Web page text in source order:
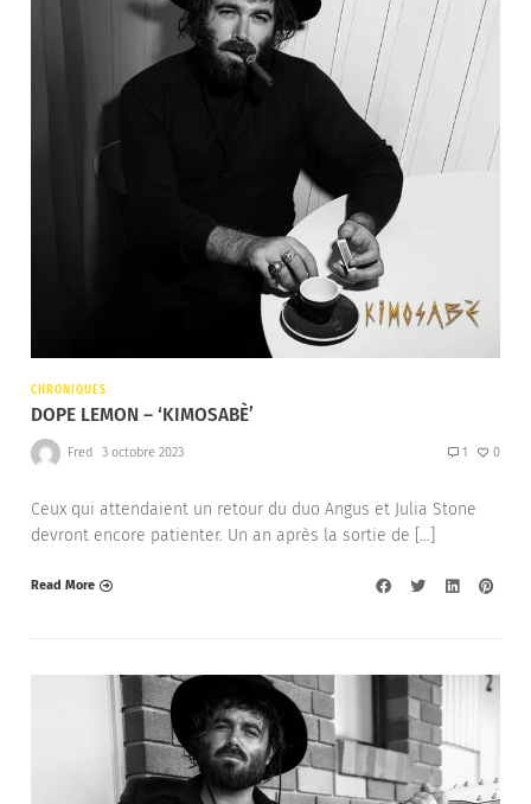
CHRONIQUES
DOPE LEMON – ‘KIMOSABÈ’
Fred 3 octobre 2023 1 0
Ceux qui attendaient un retour du duo Angus et Julia Stone
devront encore patienter. Un an après la sortie de […]
Read More